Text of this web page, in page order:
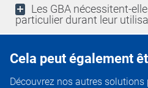
Les GBA nécessitent-
particulier durant leur
Cela peut également
Découvrez nos autres